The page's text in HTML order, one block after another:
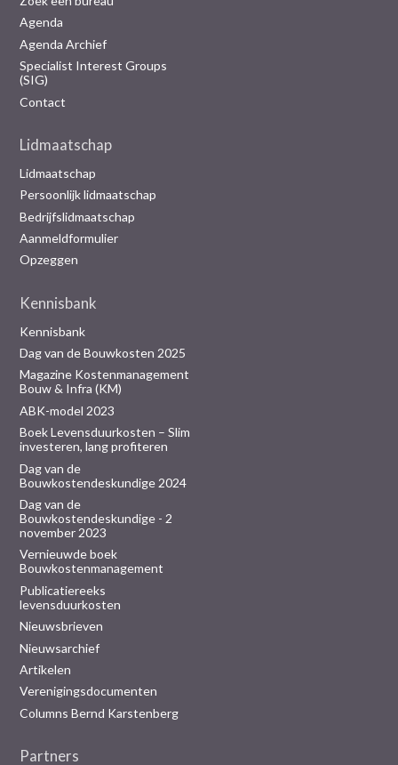
Agenda
Agenda Archief
Specialist Interest Groups
(SIG)
Contact
Lidmaatschap
Lidmaatschap
Persoonlijk lidmaatschap
Bedrijfslidmaatschap
Aanmeldformulier
Opzeggen
Kennisbank
Kennisbank
Dag van de Bouwkosten 2025
Magazine Kostenmanagement
Bouw & Infra (KM)
ABK-model 2023
Boek Levensduurkosten – Slim
investeren, lang profiteren
Dag van de
Bouwkostendeskundige 2024
Dag van de
Bouwkostendeskundige - 2
november 2023
Vernieuwde boek
Bouwkostenmanagement
Publicatiereeks
levensduurkosten
Nieuwsbrieven
Nieuwsarchief
Artikelen
Verenigingsdocumenten
Columns Bernd Karstenberg
Partners